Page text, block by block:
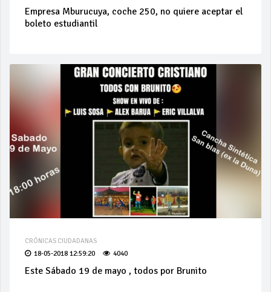
Empresa Mburucuya, coche 250, no quiere aceptar el
boleto estudiantil
CRÓNICAS CIUDADANAS
18-05-2018 12:59:20 4040
Este Sábado 19 de mayo , todos por Brunito